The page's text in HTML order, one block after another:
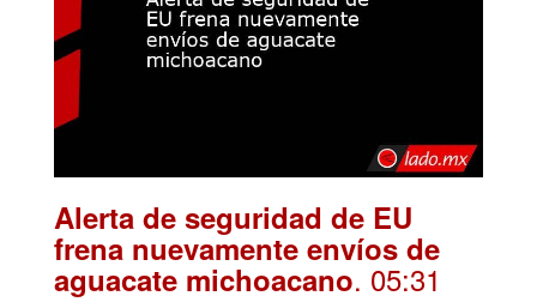
Alerta de seguridad de EU
frena nuevamente envíos de
aguacate michoacano. 05:31